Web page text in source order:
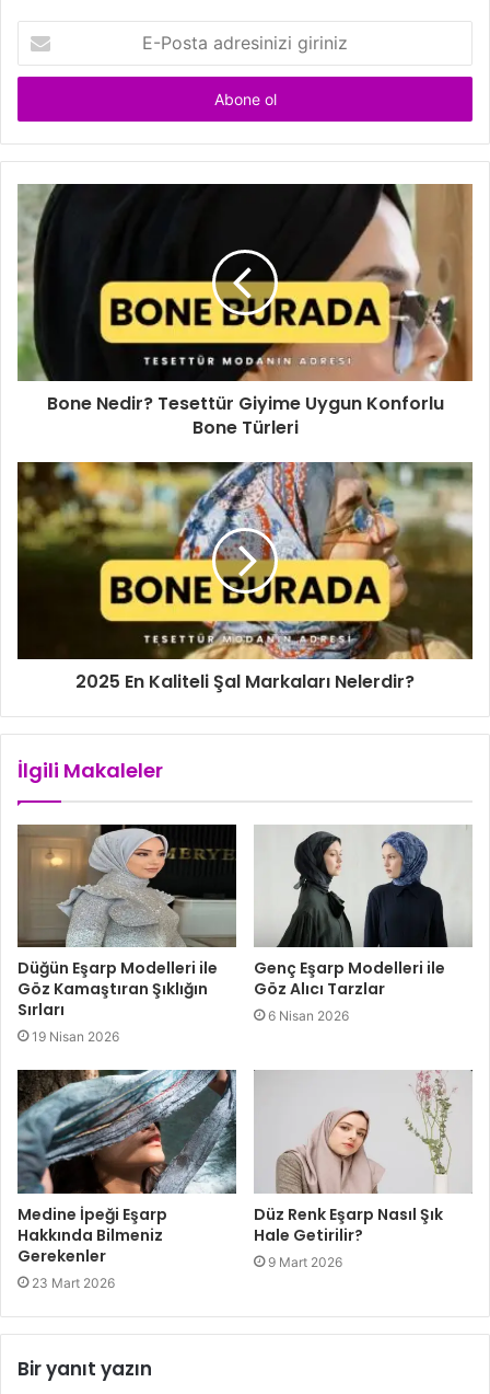
P
s
t
d
e
s
n
i
n
i
Bone Nedir? Tesettür Giyime Uygun Konforlu
Bone Türleri
2025 En Kaliteli Şal Markaları Nelerdir?
İlgili Makaleler
Düğün Eşarp Modelleri ile
Göz Kamaştıran Şıklığın
Sırları
19 Nisan 2026
Genç Eşarp Modelleri ile
Göz Alıcı Tarzlar
6 Nisan 2026
Medine İpeği Eşarp
Hakkında Bilmeniz
Gerekenler
23 Mart 2026
Düz Renk Eşarp Nasıl Şık
Hale Getirilir?
9 Mart 2026
Bir yanıt yazın